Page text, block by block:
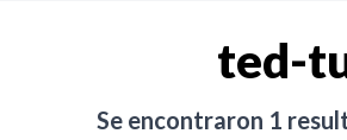
ted-
Se encontraron 1